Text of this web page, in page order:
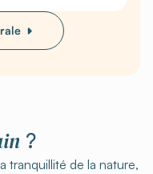
?
tranquillité de la nature,